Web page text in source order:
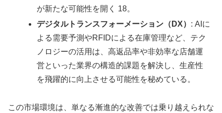
が新たな可能性を開く 18。
デジタルトランスフォーメーション（DX） : AIに
よる需要予測やRFIDによる在庫管理など、テク
ノロジーの活用は、高返品率や非効率な店舗運
営といった業界の構造的課題を解決し、生産性
を飛躍的に向上させる可能性を秘めている。
この市場環境は、単なる漸進的な改善では乗り越えられな